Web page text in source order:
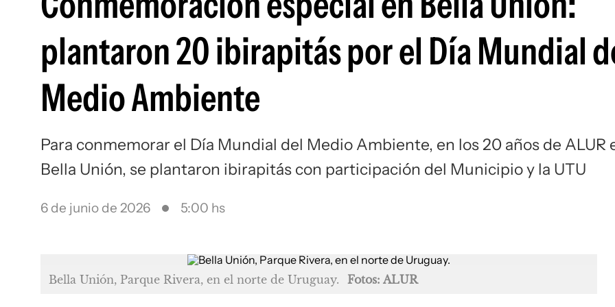
plantaron 20 ibirapitás por el Día Mundial
Medio Ambiente
Para conmemorar el Día Mundial del Medio Ambiente, en los 20 años de ALUR
Bella Unión, se plantaron ibirapitás con participación del Municipio y la UTU
6 de junio de 2026 5:00 hs
Bella Unión, Parque Rivera, en el norte de Uruguay. Fotos: ALUR